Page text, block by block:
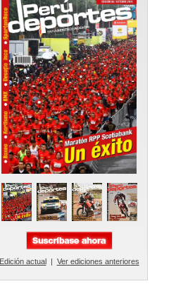
Edición actual Ver ediciones anteriores